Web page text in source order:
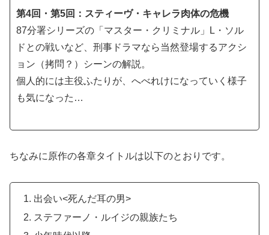
第4回・第5回：スティーヴ・キャレラ肉体の危機
87分署シリーズの「マスター・クリミナル」L・ソル
ドとの戦いなど、刑事ドラマなら当然登場するアクシ
ョン（拷問？）シーンの解説。
個人的には主役ふたりが、へべれけになっていく様子
も気になった…
ちなみに原作の各章タイトルは以下のとおりです。
出会い<死んだ耳の男>
ステファーノ・ルイジの親族たち